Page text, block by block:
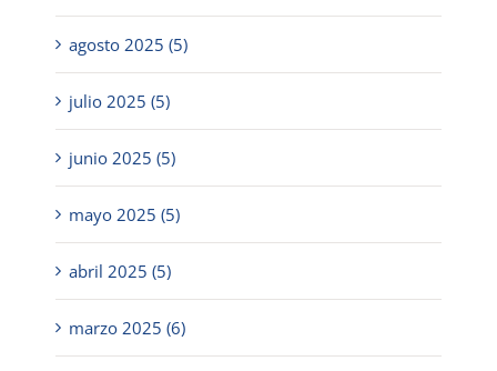
agosto 2025 (5)
julio 2025 (5)
junio 2025 (5)
mayo 2025 (5)
abril 2025 (5)
marzo 2025 (6)